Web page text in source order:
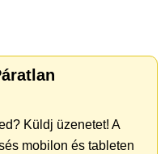
Küldj üzenetet! A
mobilon és tableten